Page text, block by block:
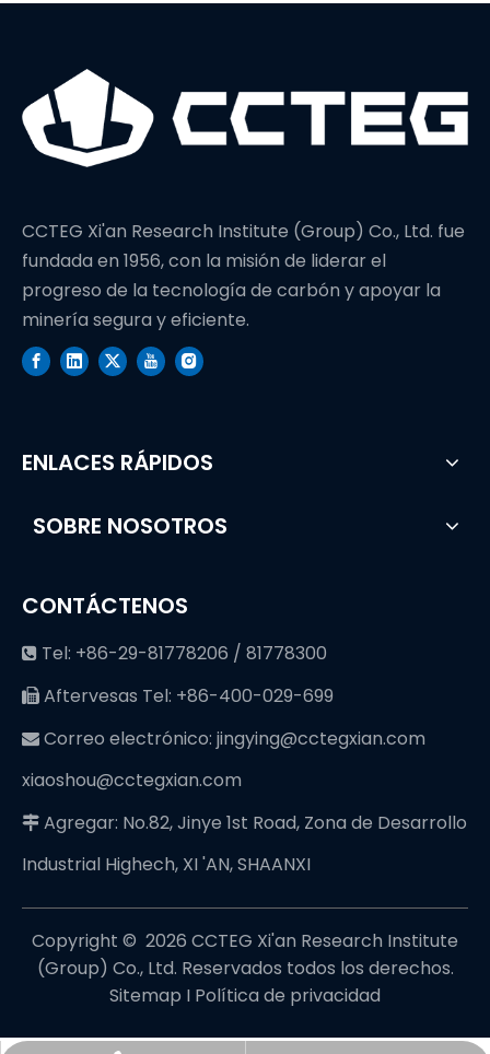
CCTEG Xi'an Research Institute (Group) Co., Ltd. fue
fundada en 1956, con la misión de liderar el
progreso de la tecnología de carbón y apoyar la
minería segura y eficiente.
ENLACES RÁPIDOS
SOBRE NOSOTROS
CONTÁCTENOS
 Tel: +86-29-81778206 / 81778300
 Aftervesas Tel: +86-400-029-699
 Correo electrónico: jingying@cctegxian.com
xiaoshou@cctegxian.com
 Agregar: No.82, Jinye 1st Road, Zona de Desarrollo
Industrial Highech, XI 'AN, SHAANXI
Copyright © ️ 2026 CCTEG Xi'an Research Institute
(Group) Co., Ltd. Reservados todos los derechos.
Sitemap I Política de privacidad